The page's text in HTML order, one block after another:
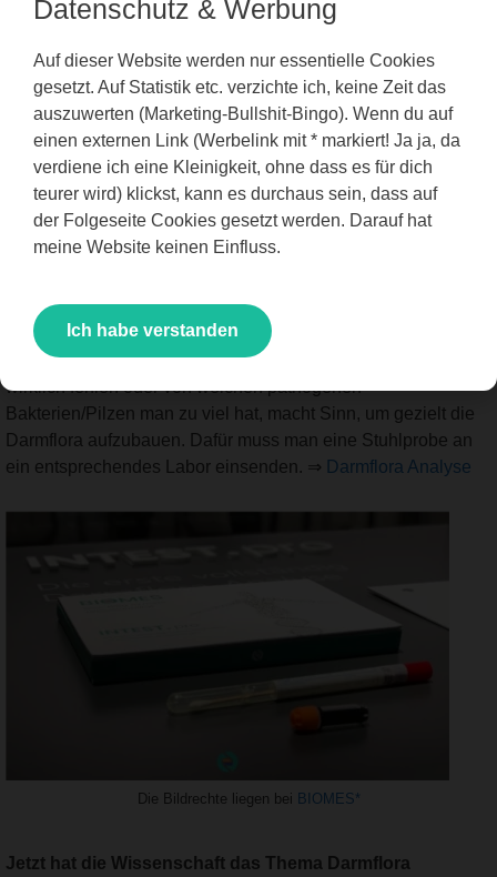
Darmflora (die guten Bakterien) durch ein
leichtes Spiel.
Weitere Informationen:
Probiotika Vergleich(Große Tabelle, nicht für
Mobilgeräte)
Probiotika Alternativen
Ein Darmflorastatus, um festzustellen, welche Bakterien
wirklich fehlen oder von welchen pathogenen
Bakterien/Pilzen man zu viel hat, macht Sinn, um gezielt die
Darmflora aufzubauen. Dafür muss man eine Stuhlprobe an
ein entsprechendes Labor einsenden. ⇒ Darmflora Analyse
Die Bildrechte liegen bei BIOMES*
Jetzt hat die Wissenschaft das Thema Darmflora
Datenschutz & Werbung
Auf dieser Website werden nur essentielle Cookies
gesetzt. Auf Statistik etc. verzichte ich, keine Zeit das
auszuwerten (Marketing-Bullshit-Bingo). Wenn du auf
einen externen Link (Werbelink mit * markiert! Ja ja, da
verdiene ich eine Kleinigkeit, ohne dass es für dich
teurer wird) klickst, kann es durchaus sein, dass auf
der Folgeseite Cookies gesetzt werden. Darauf hat
meine Website keinen Einfluss.
Ich habe verstanden